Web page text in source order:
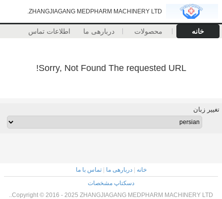
ZHANGJIAGANG MEDPHARM MACHINERY LTD.
خانه محصولات دربارهی ما اطلاعات تماس
Sorry, Not Found The requested URL!
تغییر زبان
خانه |دربارهی ما |تماس با ما
دسکتاپ مشخصات
Copyright © 2016 - 2025 ZHANGJIAGANG MEDPHARM MACHINERY LTD..